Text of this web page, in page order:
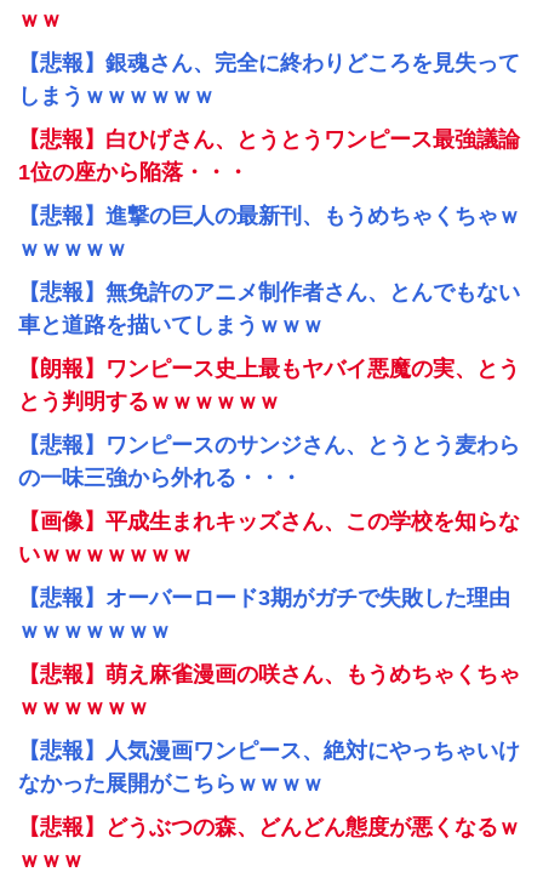
ｗｗ
【悲報】銀魂さん、完全に終わりどころを見失って
しまうｗｗｗｗｗｗ
【悲報】白ひげさん、とうとうワンピース最強議論
1位の座から陥落・・・
【悲報】進撃の巨人の最新刊、もうめちゃくちゃｗ
ｗｗｗｗｗ
【悲報】無免許のアニメ制作者さん、とんでもない
車と道路を描いてしまうｗｗｗ
【朗報】ワンピース史上最もヤバイ悪魔の実、とう
とう判明するｗｗｗｗｗｗ
【悲報】ワンピースのサンジさん、とうとう麦わら
の一味三強から外れる・・・
【画像】平成生まれキッズさん、この学校を知らな
いｗｗｗｗｗｗｗ
【悲報】オーバーロード3期がガチで失敗した理由
ｗｗｗｗｗｗｗ
【悲報】萌え麻雀漫画の咲さん、もうめちゃくちゃ
ｗｗｗｗｗｗ
【悲報】人気漫画ワンピース、絶対にやっちゃいけ
なかった展開がこちらｗｗｗｗ
【悲報】どうぶつの森、どんどん態度が悪くなるｗ
ｗｗｗ